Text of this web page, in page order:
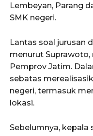
Lembeyan, Parang
SMK negeri.
Lantas soal jurusan
menurut
Pemprov Jatim.
sebatas
negeri, termasuk
lokasi.
Sebelumnya, kepala